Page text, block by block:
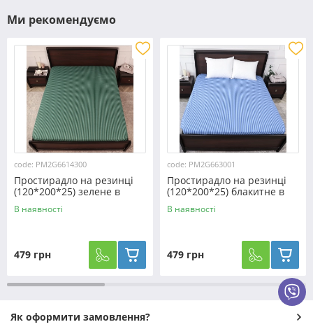
Ми рекомендуємо
code: PM2G6614300
Простирадло на резинці
(120*200*25) зелене в
смужку №6614300
В наявності
479 грн
code: PM2G663001
Простирадло на резинці
(120*200*25) блакитне в
смужку №663001
В наявності
479 грн
Як оформити замовлення?